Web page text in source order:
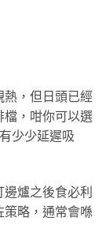
熱，但日頭已經
檔，咁你可以選
少少延遲吸
爐之後食必利
略，通常會喺